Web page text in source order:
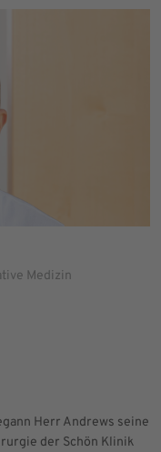
Medizin
Herr Andrews seine
der Schön Klinik